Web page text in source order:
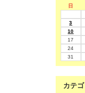
日
3
10
17
24
31
カテゴ